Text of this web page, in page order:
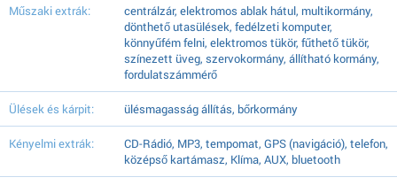
Műszaki extrák:
centrálzár, elektromos ablak hátul, multikormány,
dönthető utasülések, fedélzeti komputer,
könnyűfém felni, elektromos tükör, fűthető tükör,
színezett üveg, szervokormány, állítható kormány,
fordulatszámmérő
Ülések és kárpit: ülésmagasság állítás, bőrkormány
Kényelmi extrák:
CD-Rádió, MP3, tempomat, GPS (navigáció), telefon,
középső kartámasz, Klíma, AUX, bluetooth